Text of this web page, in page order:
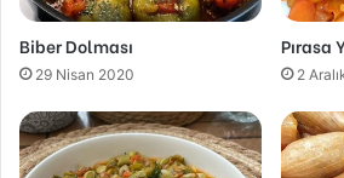
Biber Dolması
29 Nisan 2020
Pırasa
2